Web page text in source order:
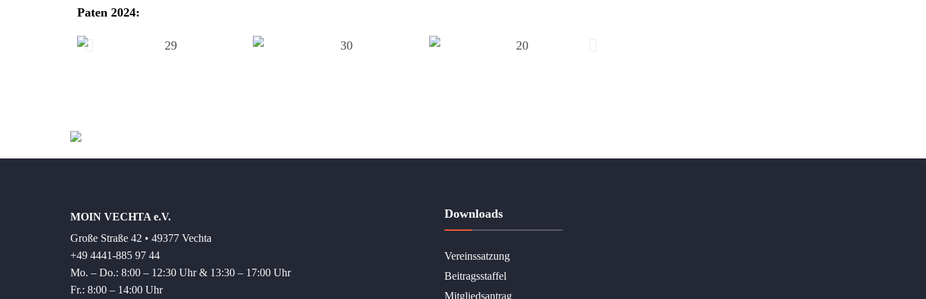
Paten 2024:
MOIN VECHTA e.V.
Große Straße 42 • 49377 Vechta
+49 4441-885 97 44
Mo. – Do.: 8:00 – 12:30 Uhr & 13:30 – 17:00 Uhr
Fr.: 8:00 – 14:00 Uhr
Downloads
Vereinssatzung
Beitragsstaffel
Mitgliedsantrag